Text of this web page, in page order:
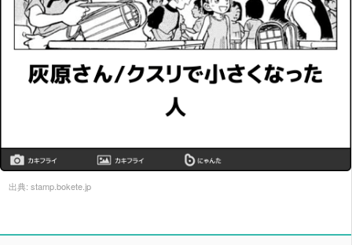
出典: stamp.bokete.jp